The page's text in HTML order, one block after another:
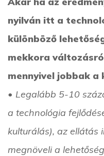
nyilván itt a
különböző
mekkora
mennyivel jobbak
• Legalább 5-10
a technológia
kulturálás), az ellátás
megnöveli a